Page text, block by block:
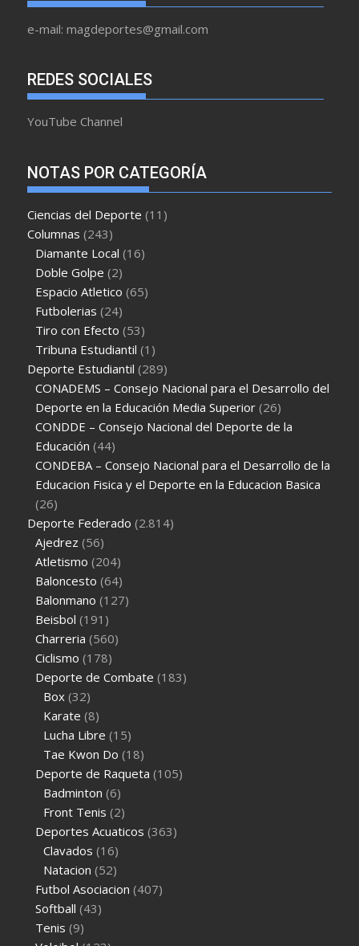
e-mail: magdeportes@gmail.com
REDES SOCIALES
YouTube Channel
NOTAS POR CATEGORÍA
Ciencias del Deporte (11)
Columnas (243)
Diamante Local (16)
Doble Golpe (2)
Espacio Atletico (65)
Futbolerias (24)
Tiro con Efecto (53)
Tribuna Estudiantil (1)
Deporte Estudiantil (289)
CONADEMS – Consejo Nacional para el Desarrollo del
Deporte en la Educación Media Superior (26)
CONDDE – Consejo Nacional del Deporte de la
Educación (44)
CONDEBA – Consejo Nacional para el Desarrollo de la
Educacion Fisica y el Deporte en la Educacion Basica
(26)
Deporte Federado (2.814)
Ajedrez (56)
Atletismo (204)
Baloncesto (64)
Balonmano (127)
Beisbol (191)
Charreria (560)
Ciclismo (178)
Deporte de Combate (183)
Box (32)
Karate (8)
Lucha Libre (15)
Tae Kwon Do (18)
Deporte de Raqueta (105)
Badminton (6)
Front Tenis (2)
Deportes Acuaticos (363)
Clavados (16)
Natacion (52)
Futbol Asociacion (407)
Softball (43)
Tenis (9)